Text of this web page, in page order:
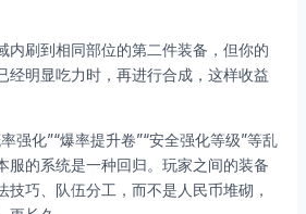
内刷到相同部位的第二件装备，但你的
经明显吃力时，再进行合成，这样收益
强化”“爆率提升卷”“安全强化等级”等乱
服的系统是一种回归。玩家之间的装备
技巧、队伍分工，而不是人民币堆砌，